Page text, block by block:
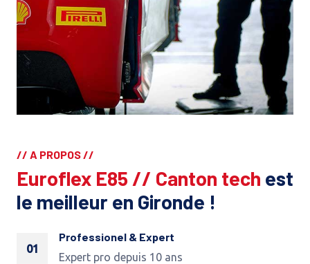
// A PROPOS //
Euroflex E85 // Canton tech est
le meilleur en Gironde !
01
Professionel & Expert
Expert pro depuis 10 ans